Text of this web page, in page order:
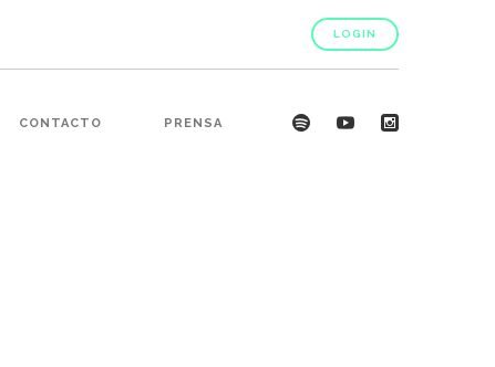
LOGIN
CONTACTO PRENSA